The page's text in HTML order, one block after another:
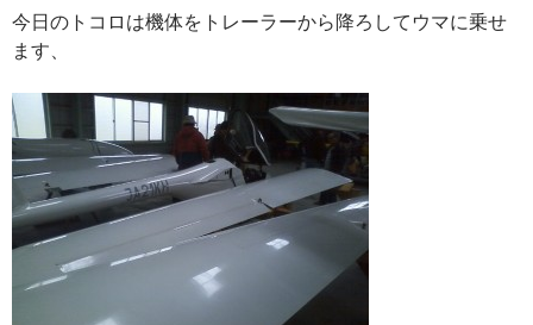
今日のトコロは機体をトレーラーから降ろしてウマに乗せ
ます、